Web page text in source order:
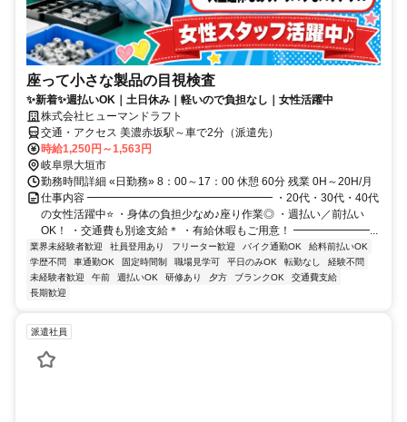
座って小さな製品の目視検査
✨新着✨週払いOK｜土日休み｜軽いので負担なし｜女性活躍中
株式会社ヒューマンドラフト
交通・アクセス 美濃赤坂駅～車で2分（派遣先）
時給1,250円～1,563円
岐阜県大垣市
勤務時間詳細 «日勤務» 8：00～17：00 休憩 60分 残業 0H～20H/月
仕事内容 ━━━━━━━━━━━━━━━━━ ・20代・30代・40代
の女性活躍中⭐ ・身体の負担少なめ♪座り作業◎ ・週払い／前払い
OK！ ・交通費も別途支給＊ ・有給休暇もご用意！ ━━━━━━━...
業界未経験者歓迎 社員登用あり フリーター歓迎 バイク通勤OK
給料前払いOK
学歴不問
車通勤OK 固定時間制 職場見学可 平日のみOK 転勤なし
経験不問
未経験者歓迎
午前 週払いOK 研修あり 夕方 ブランクOK
交通費支給
長期歓迎
派遣社員